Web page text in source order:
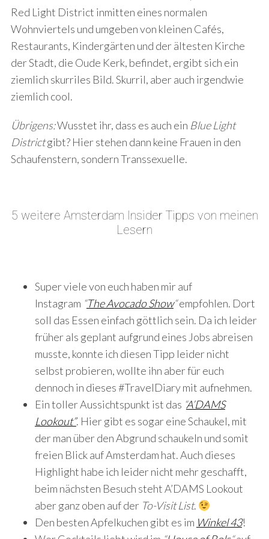
Red Light District inmitten eines normalen
Wohnviertels und umgeben von kleinen Cafés,
Restaurants, Kindergärten und der ältesten Kirche
der Stadt, die Oude Kerk, befindet, ergibt sich ein
ziemlich skurriles Bild. Skurril, aber auch irgendwie
ziemlich cool.
Übrigens:Wusstet ihr, dass es auch ein Blue Light
Districtgibt? Hier stehen dann keine Frauen in den
Schaufenstern, sondern Transsexuelle.
5 weitere Amsterdam Insider Tipps von meinen
Lesern
Super viele von euch haben mir auf
Instagram “The Avocado Show“empfohlen. Dort
soll das Essen einfach göttlich sein. Da ich leider
früher als geplant aufgrund eines Jobs abreisen
musste, konnte ich diesen Tipp leider nicht
selbst probieren, wollte ihn aber für euch
dennoch in dieses #TravelDiary mit aufnehmen.
Ein toller Aussichtspunkt ist das “A’DAMS
Lookout”. Hier gibt es sogar eine Schaukel, mit
der man über den Abgrund schaukeln und somit
freien Blick auf Amsterdam hat. Auch dieses
Highlight habe ich leider nicht mehr geschafft,
beim nächsten Besuch steht A’DAMS Lookout
aber ganz oben auf der To-Visit List.
Den besten Apfelkuchen gibt es im Winkel 43!